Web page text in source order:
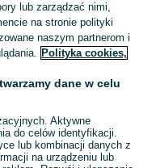
Zobacz
lub zarządzać nimi,
na stronie polityki
naszym partnerom i
Polityka cookies,
dane w celu
Aktywne
do celów identyfikacji.
lub kombinacji danych z
na urządzeniu lub